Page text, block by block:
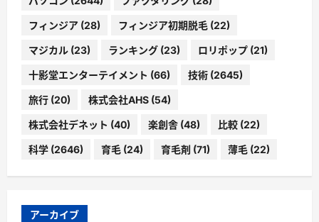
フィンジア (28) フィンジア初期脱毛 (22)
マジカル (23) ランキング (23) ロリポップ (21)
十影堂エンターテイメント (66) 技術 (2645)
旅行 (20) 株式会社AHS (54)
株式会社デネット (40) 楽創舎 (48) 比較 (22)
科学 (2646) 育毛 (24) 育毛剤 (71) 薄毛 (22)
アーカイブ